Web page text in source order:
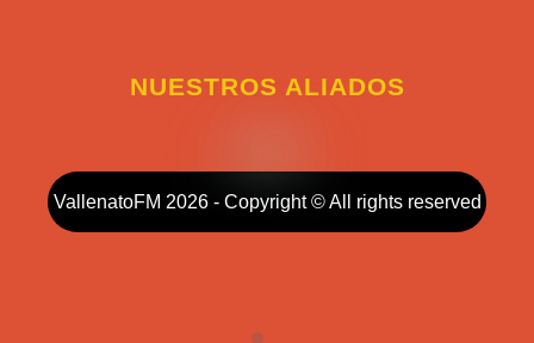
NUESTROS ALIADOS
VallenatoFM 2026 - Copyright © All rights reserved